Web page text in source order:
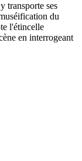
transporte ses
du
l'étincelle
en interrogeant